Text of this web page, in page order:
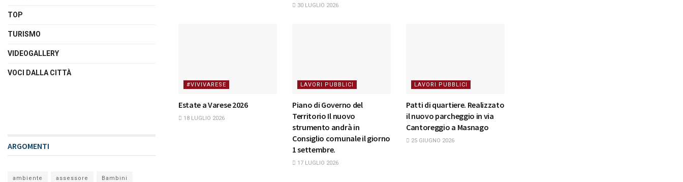
30 LUGLIO 2026
#VIVIVARESE
Estate a Varese 2026
18 LUGLIO 2026
LAVORI PUBBLICI
Piano di Governo del
Territorio Il nuovo
strumento andrà in
Consiglio comunale il giorno
1 settembre.
17 LUGLIO 2026
LAVORI PUBBLICI
Patti di quartiere. Realizzato
il nuovo parcheggio in via
Cantoreggio a Masnago
25 GIUGNO 2026
TOP
TURISMO
VIDEOGALLERY
VOCI DALLA CITTÀ
ARGOMENTI
ambiente assessore Bambini